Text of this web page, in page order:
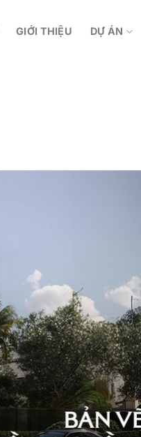
GIỚI THIỆU DỰ ÁN